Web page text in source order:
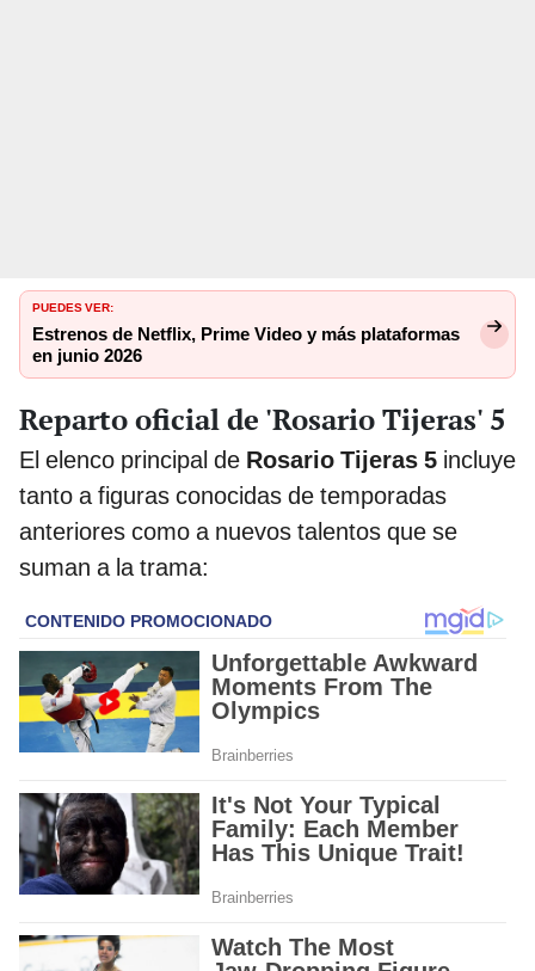
PUEDES VER:
Estrenos de Netflix, Prime Video y más plataformas
en junio 2026
Reparto oficial de 'Rosario Tijeras' 5
El elenco principal de Rosario Tijeras 5 incluye
tanto a figuras conocidas de temporadas
anteriores como a nuevos talentos que se
suman a la trama: